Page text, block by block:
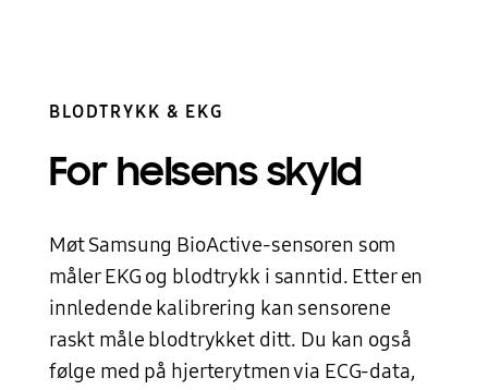
BLODTRYKK & EKG
For helsens skyld
Møt Samsung BioActive-sensoren som
måler EKG og blodtrykk i sanntid. Etter en
innledende kalibrering kan sensorene
raskt måle blodtrykket ditt. Du kan også
følge med på hjerterytmen via ECG-data,